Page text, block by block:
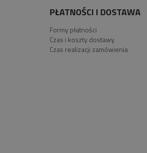
PŁATNOŚCI I DOSTAWA
Formy płatności
Czas i koszty dostawy
Czas realizacji zamówienia